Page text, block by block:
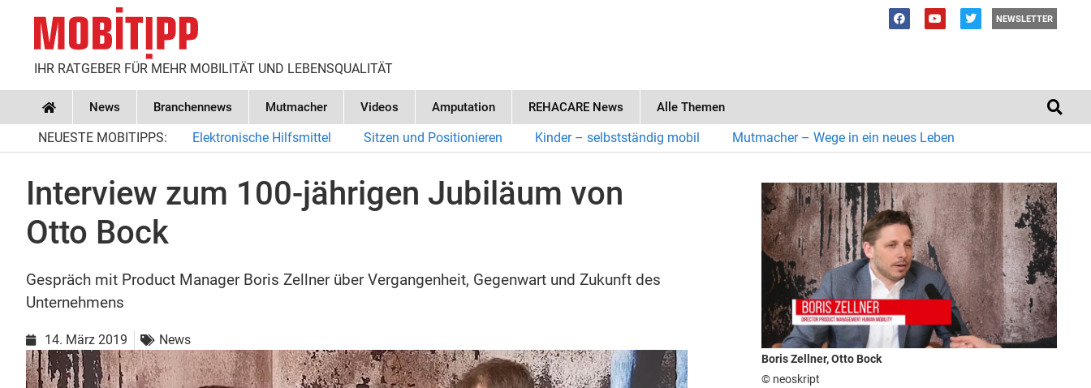
IHR RATGEBER FÜR MEHR MOBILITÄT UND LEBENSQUALITÄT
NEWSLETTER
Home
News Branchennews Mutmacher Videos Amputation REHACARE News Alle Themen
NEUESTE MOBITIPPS: Elektronische Hilfsmittel Sitzen und Positionieren Kinder – selbstständig mobil Mutmacher – Wege in ein neues Leben
Interview zum 100-jährigen Jubiläum von
Otto Bock
Gespräch mit Product Manager Boris Zellner über Vergangenheit, Gegenwart und Zukunft des
Unternehmens
14. März 2019 News
Boris Zellner, Otto Bock
© neoskript